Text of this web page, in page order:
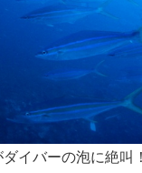
イバーの泡に絶叫